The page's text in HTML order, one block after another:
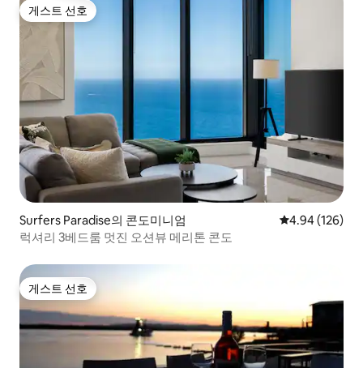
게스트 선호
게스트 선호
Surfers Paradise의 콘도미니엄 평점 4.94점(5
4.94 (126)
럭셔리 3베드룸 멋진 오션뷰 메리톤 콘도
게스트 선호
게스트 선호